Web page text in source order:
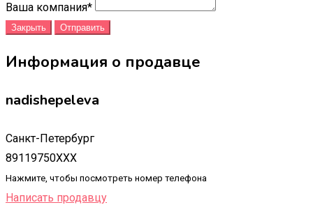
Ваша компания*
Закрыть Отправить
Информация о продавце
nadishepeleva
Санкт-Петербург
89119750XXX
Нажмите, чтобы посмотреть номер телефона
Написать продавцу